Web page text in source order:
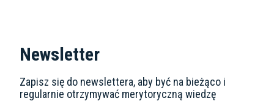
Newsletter
Zapisz się do newslettera, aby być na bieżąco i
regularnie otrzymywać merytoryczną wiedzę